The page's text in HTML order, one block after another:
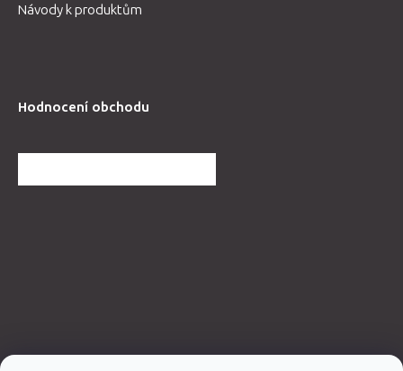
Návody k produktům
Hodnocení obchodu